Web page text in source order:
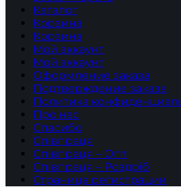
Каталог
Корзина
Корзина
Мой аккаунт
Мой аккаунт
Оформление заказа
Подтверждение заказа
Политика
Про нас
Спасибо
Співпраця
Співпраця – Опт
Співпраця – Роздріб
Страница регистрации